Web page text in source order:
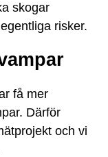
skogar
risker.
få mer
Därför
och vi